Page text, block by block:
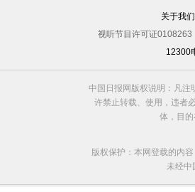
利比亚法庭开审卡扎菲政权高官
关于我们
视听节目许可证0108263
12300
中国日报网版权说明：凡注
许禁止转载、使用，违者
体，目
版权保护：本网登载的内
未经中